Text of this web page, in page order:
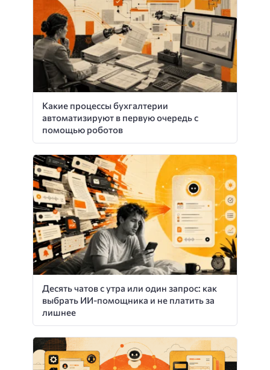
Какие процессы бухгалтерии
автоматизируют в первую очередь с
помощью роботов
Десять чатов с утра или один запрос: как
выбрать ИИ-помощника и не платить за
лишнее